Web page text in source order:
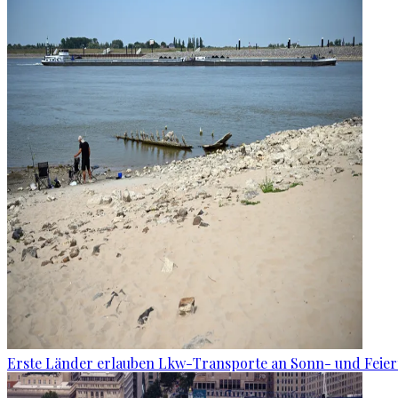
Erste Länder erlauben Lkw-Transporte an Sonn- und